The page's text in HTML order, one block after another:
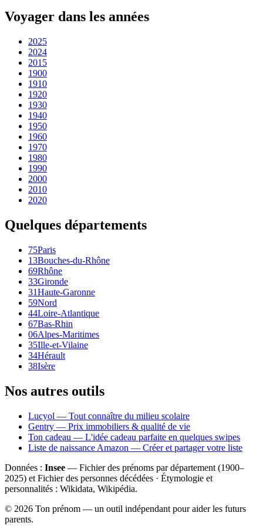
Voyager dans les années
2025
2024
2015
1900
1910
1920
1930
1940
1950
1960
1970
1980
1990
2000
2010
2020
Quelques départements
75Paris
13Bouches-du-Rhône
69Rhône
33Gironde
31Haute-Garonne
59Nord
44Loire-Atlantique
67Bas-Rhin
06Alpes-Maritimes
35Ille-et-Vilaine
34Hérault
38Isère
Nos autres outils
Lucyol — Tout connaître du milieu scolaire
Gentry — Prix immobiliers & qualité de vie
Ton cadeau — L'idée cadeau parfaite en quelques swipes
Liste de naissance Amazon — Créer et partager votre liste
Données : Insee — Fichier des prénoms par département (1900–
2025) et Fichier des personnes décédées · Étymologie et
personnalités : Wikidata, Wikipédia.
© 2026 Ton prénom — un outil indépendant pour aider les futurs
parents.